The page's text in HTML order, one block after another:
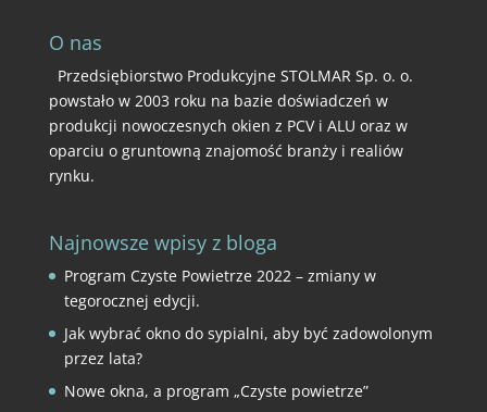
O nas
Przedsiębiorstwo Produkcyjne STOLMAR Sp. o. o.
powstało w 2003 roku na bazie doświadczeń w
produkcji nowoczesnych okien z PCV i ALU oraz w
oparciu o gruntowną znajomość branży i realiów
rynku.
Najnowsze wpisy z bloga
Program Czyste Powietrze 2022 – zmiany w
tegorocznej edycji.
Jak wybrać okno do sypialni, aby być zadowolonym
przez lata?
Nowe okna, a program „Czyste powietrze”